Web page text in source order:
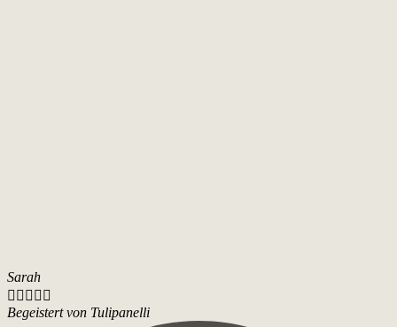
Sarah
    
Begeistert von Tulipanelli